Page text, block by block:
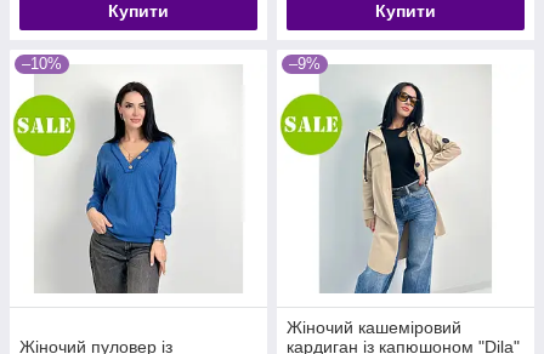
Купити Купити
–10%
Жіночий пуловер із
–9%
Жіночий кашеміровий
кардиган із капюшоном "Dila"